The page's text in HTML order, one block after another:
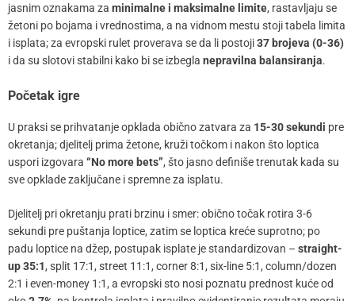
jasnim oznakama za minimalne i maksimalne limite, rastavljaju se
žetoni po bojama i vrednostima, a na vidnom mestu stoji tabela limita
i isplata; za evropski rulet proverava se da li postoji37 brojeva (0-36)
i da su slotovi stabilni kako bi se izbegla nepravilna balansiranja.
Početak igre
U praksi se prihvatanje opklada obično zatvara za 15-30 sekundi pre
okretanja; djelitelj prima žetone, kruži točkom i nakon što loptica
uspori izgovara “No more bets”, što jasno definiše trenutak kada su
sve opklade zaključane i spremne za isplatu.
Djelitelj pri okretanju prati brzinu i smer: obično točak rotira 3-6
sekundi pre puštanja loptice, zatim se loptica kreće suprotno; po
padu loptice na džep, postupak isplate je standardizovan – straight-
up 35:1, split 17:1, street 11:1, corner 8:1, six-line 5:1, column/dozen
2:1 i even-money 1:1, a evropski sto nosi poznatu prednost kuće od